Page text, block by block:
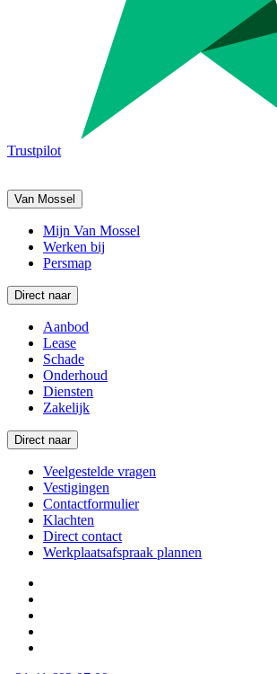
Trustpilot
Van Mossel
Mijn Van Mossel
Werken bij
Persmap
Direct naar
Aanbod
Lease
Schade
Onderhoud
Diensten
Zakelijk
Direct naar
Veelgestelde vragen
Vestigingen
Contactformulier
Klachten
Direct contact
Werkplaatsafspraak plannen